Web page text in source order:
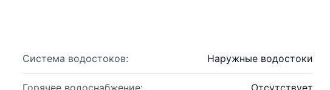
Система водостоков: Наружные водостоки
Горячее водоснабжение: Отсутствует